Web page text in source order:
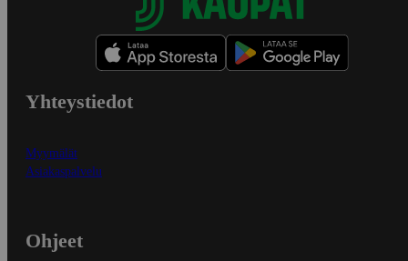
Yhteystiedot
Myymälät
Asiakaspalvelu
Ohjeet